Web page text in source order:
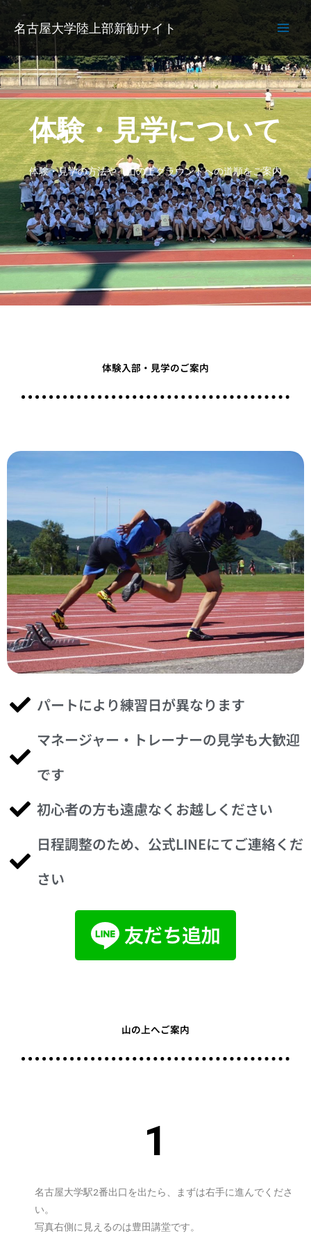
ス
キ
ッ
プ
名古屋大学陸上部新勧サイト
体験・見学について
体験・見学の方法や、山の上グラウンドへの道順をご案内
体験入部・見学のご案内
パートにより練習日が異なります
マネージャー・トレーナーの見学も大歓迎
です
初心者の方も遠慮なくお越しください
日程調整のため、公式LINEにてご連絡くだ
さい
山の上へご案内
1
名古屋大学駅2番出口を出たら、まずは右手に進んでくださ
い。
写真右側に見えるのは豊田講堂です。